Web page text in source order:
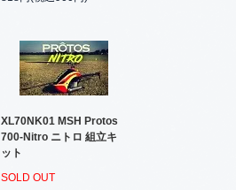
XL70NK01 MSH Protos
700-Nitro ニトロ 組立キ
ット
SOLD OUT